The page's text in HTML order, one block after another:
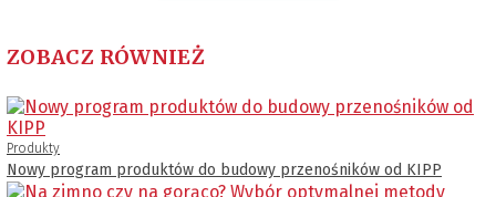
ZOBACZ RÓWNIEŻ
Produkty
Nowy program produktów do budowy przenośników od KIPP